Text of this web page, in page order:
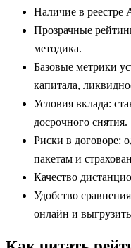
Наличие в реестре
Прозрачные
методика.
Базовые метрики
капитала,
Условия вклада:
досрочного снятия.
Риски в договоре:
пакетам и
Качество
Удобство
онлайн и